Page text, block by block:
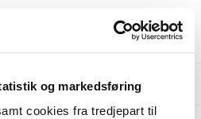
og markedsføring
cookies fra tredjepart til
Menu
2024 - FORMULAR